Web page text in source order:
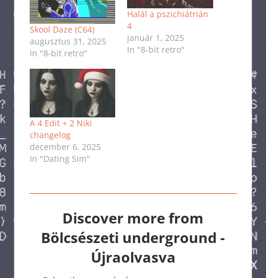
Skool Daze (C64)
augusztus 31, 2025
In "8-bit retro"
Halál a pszichiátrián
4
január 1, 2025
In "8-bit retro"
A 4 Edit + 2 Niki
changelog
december 6, 2025
In "Dating Sim"
Discover more from
Bölcsészeti underground -
Újraolvasva